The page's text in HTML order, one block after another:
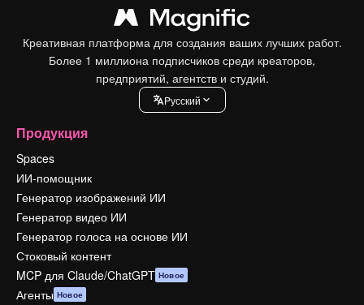
Креативная платформа для создания ваших лучших работ.
Более 1 миллиона подписчиков среди креаторов,
предприятий, агентств и студий.
Pусский
Продукция
Spaces
ИИ-помощник
Генератор изображений ИИ
Генератор видео ИИ
Генератор голоса на основе ИИ
Стоковый контент
MCP для Claude/ChatGPT Новое
Агенты Новое